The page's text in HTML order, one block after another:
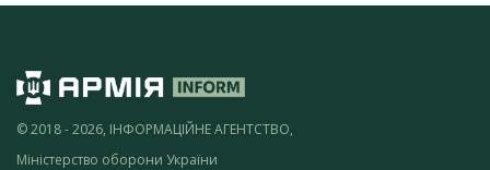
© 2018 - 2026, ІНФОРМАЦІЙНЕ АГЕНТСТВО,
Міністерство оборони України